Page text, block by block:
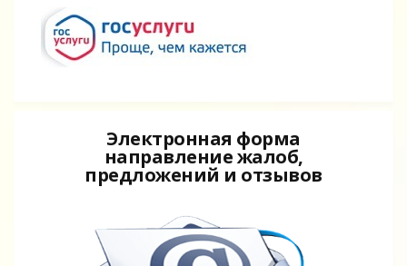
Электронная форма
направление жалоб,
предложений и отзывов